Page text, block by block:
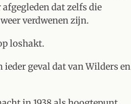
dat zelfs die
verdwenen zijn.
loshakt.
ieder geval dat van Wilders en